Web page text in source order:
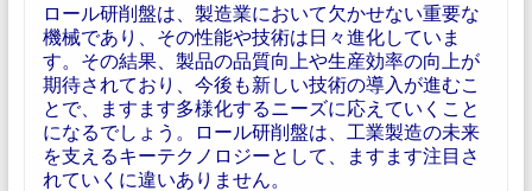
ロール研削盤は、製造業において欠かせない重要な
機械であり、その性能や技術は日々進化していま
す。その結果、製品の品質向上や生産効率の向上が
期待されており、今後も新しい技術の導入が進むこ
とで、ますます多様化するニーズに応えていくこと
になるでしょう。ロール研削盤は、工業製造の未来
を支えるキーテクノロジーとして、ますます注目さ
れていくに違いありません。